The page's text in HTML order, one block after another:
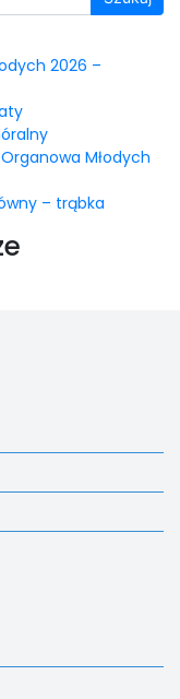
2026 –
Młodych
– trąbka